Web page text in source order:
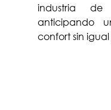
industria
anticipando
confort sin